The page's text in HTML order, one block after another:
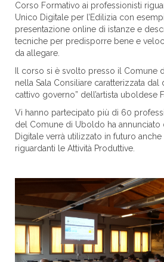
Corso Formativo ai professionisti
Unico Digitale per l’Edilizia con
presentazione online di istanze e
tecniche per predisporre bene e
da allegare.
Il corso si è svolto presso il Comune
nella Sala Consiliare caratterizzata dal
cattivo governo” dell’artista uboldese
Vi hanno partecipato più di 60
del Comune di Uboldo ha
Digitale verrà utilizzato in futuro
riguardanti le Attività Produttive.